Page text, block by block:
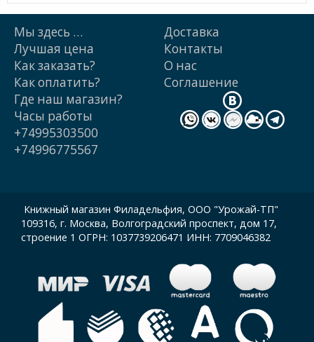
Мы здесь …
Лучшая цена
Как заказать?
Как оплатить?
Доставка
Контакты
О нас
Cоглашение
Где наш магазин?
Часы работы
+74995303500
+74996775567
Книжный магазин Филадельфия, ООО "Урожай-ТП"
109316, г. Москва, Волгоградский проспект, дом 17,
строение 1 ОГРН: 1037739206471 ИНН: 7709046382